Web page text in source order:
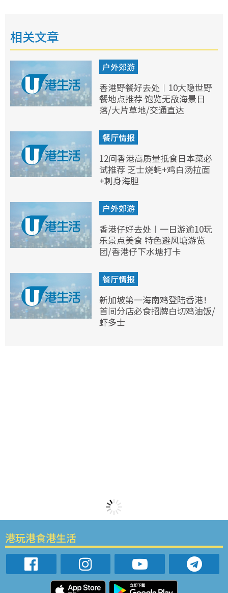
相关文章
户外郊游
香港野餐好去处︱10大隐世野
餐地点推荐 饱览无敌海景日
落/大片草地/交通直达
餐厅情报
12间香港高质量抵食日本菜必
试推荐 芝士烧蚝+鸡白汤拉面
+刺身海胆
户外郊游
香港仔好去处︱一日游逾10玩
乐景点美食 特色避风塘游览
团/香港仔下水塘打卡
餐厅情报
新加坡第一海南鸡登陆香港！
首间分店必食招牌白切鸡油饭/
虾多士
港玩港食港生活